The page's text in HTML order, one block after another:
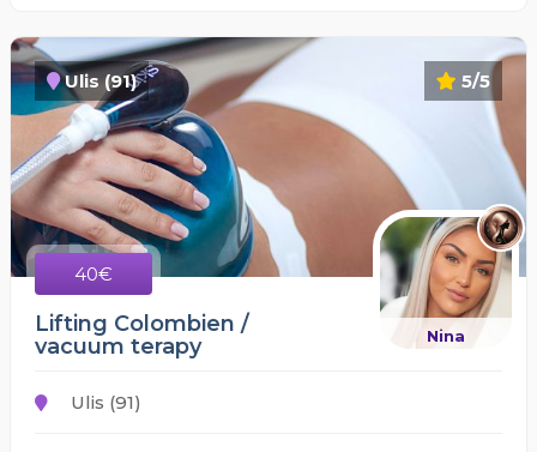
5/5
Ulis (91)
40€
Nina
Lifting Colombien /
vacuum terapy
Ulis (91)